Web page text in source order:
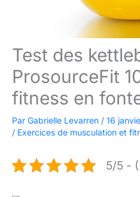
Test des
ProsourceFit
fitness en
Par Gabrielle Levarren / 16
/ Exercices de musculation et
5/5 -